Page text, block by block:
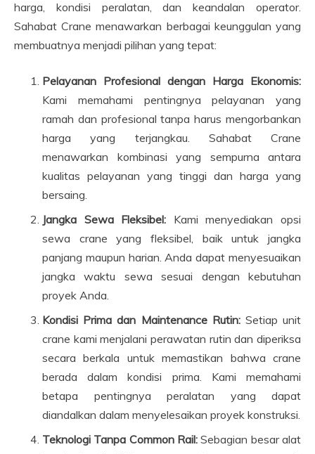
harga, kondisi peralatan, dan keandalan operator.
Sahabat Crane menawarkan berbagai keunggulan yang
membuatnya menjadi pilihan yang tepat:
Pelayanan Profesional dengan Harga Ekonomis:
Kami memahami pentingnya pelayanan yang
ramah dan profesional tanpa harus mengorbankan
harga yang terjangkau. Sahabat Crane
menawarkan kombinasi yang sempurna antara
kualitas pelayanan yang tinggi dan harga yang
bersaing.
Jangka Sewa Fleksibel: Kami menyediakan opsi
sewa crane yang fleksibel, baik untuk jangka
panjang maupun harian. Anda dapat menyesuaikan
jangka waktu sewa sesuai dengan kebutuhan
proyek Anda.
Kondisi Prima dan Maintenance Rutin:Setiap unit
crane kami menjalani perawatan rutin dan diperiksa
secara berkala untuk memastikan bahwa crane
berada dalam kondisi prima. Kami memahami
betapa pentingnya peralatan yang dapat
diandalkan dalam menyelesaikan proyek konstruksi.
Teknologi Tanpa Common Rail: Sebagian besar alat